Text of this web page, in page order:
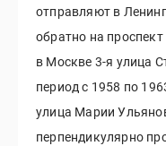
отправляют в
обратно на
в Москве 3-я улица
период с 1958 по
улица Марии
перпендикулярно